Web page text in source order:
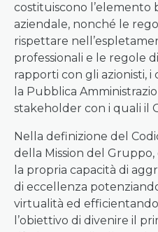
costituiscono l’elemento
aziendale, nonché le
rispettare
professionali e le regole
rapporti con gli azionisti, i
la Pubblica
stakeholder con i quali il
Nella definizione del
della Mission del
la propria capacità di
di eccellenza
virtualità ed
l’obiettivo di divenire il